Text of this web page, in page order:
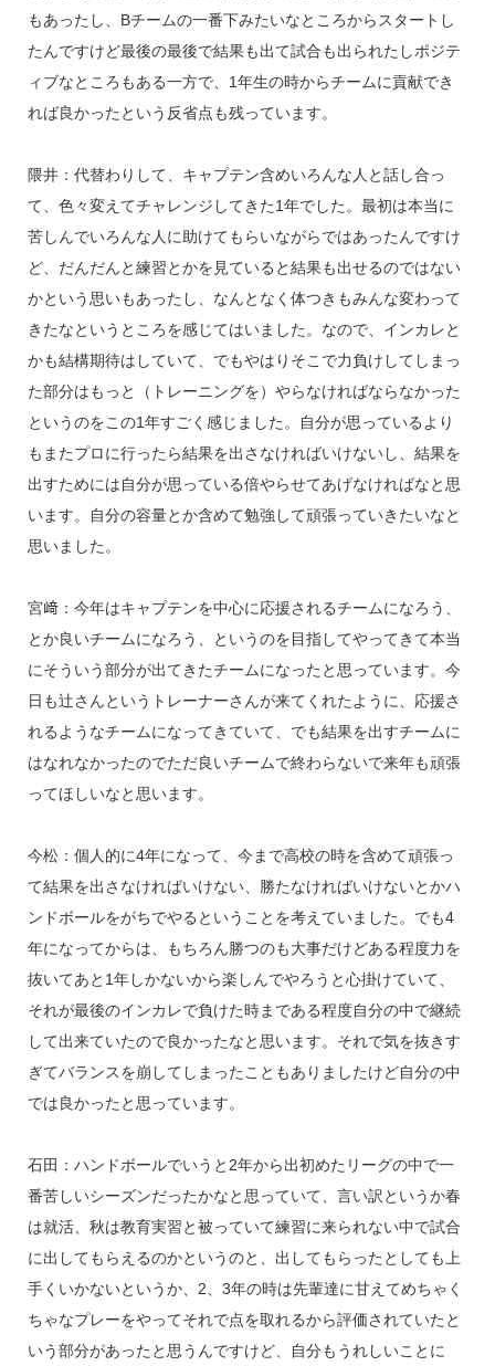
もあったし、Bチームの一番下みたいなところからスタートし
たんですけど最後の最後で結果も出て試合も出られたしポジテ
ィブなところもある一方で、1年生の時からチームに貢献でき
れば良かったという反省点も残っています。
隈井：代替わりして、キャプテン含めいろんな人と話し合っ
て、色々変えてチャレンジしてきた1年でした。最初は本当に
苦しんでいろんな人に助けてもらいながらではあったんですけ
ど、だんだんと練習とかを見ていると結果も出せるのではない
かという思いもあったし、なんとなく体つきもみんな変わって
きたなというところを感じてはいました。なので、インカレと
かも結構期待はしていて、でもやはりそこで力負けしてしまっ
た部分はもっと（トレーニングを）やらなければならなかった
というのをこの1年すごく感じました。自分が思っているより
もまたプロに行ったら結果を出さなければいけないし、結果を
出すためには自分が思っている倍やらせてあげなければなと思
います。自分の容量とか含めて勉強して頑張っていきたいなと
思いました。
宮﨑：今年はキャプテンを中心に応援されるチームになろう、
とか良いチームになろう、というのを目指してやってきて本当
にそういう部分が出てきたチームになったと思っています。今
日も辻さんというトレーナーさんが来てくれたように、応援さ
れるようなチームになってきていて、でも結果を出すチームに
はなれなかったのでただ良いチームで終わらないで来年も頑張
ってほしいなと思います。
今松：個人的に4年になって、今まで高校の時を含めて頑張っ
て結果を出さなければいけない、勝たなければいけないとかハ
ンドボールをがちでやるということを考えていました。でも4
年になってからは、もちろん勝つのも大事だけどある程度力を
抜いてあと1年しかないから楽しんでやろうと心掛けていて、
それが最後のインカレで負けた時まである程度自分の中で継続
して出来ていたので良かったなと思います。それで気を抜きす
ぎてバランスを崩してしまったこともありましたけど自分の中
では良かったと思っています。
石田：ハンドボールでいうと2年から出初めたリーグの中で一
番苦しいシーズンだったかなと思っていて、言い訳というか春
は就活、秋は教育実習と被っていて練習に来られない中で試合
に出してもらえるのかというのと、出してもらったとしても上
手くいかないというか、2、3年の時は先輩達に甘えてめちゃく
ちゃなプレーをやってそれで点を取れるから評価されていたと
いう部分があったと思うんですけど、自分もうれしいことに